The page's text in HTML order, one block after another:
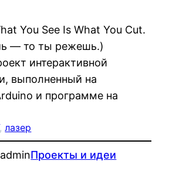
You See Is What You Cut.
— то ты режешь.)
интерактивной
выполненный на
и программе на
, лазер
adminПроекты и идеи